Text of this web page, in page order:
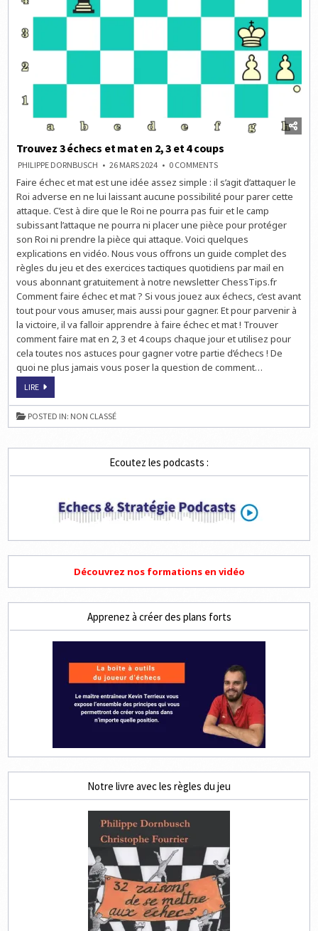
Trouvez 3 échecs et mat en 2, 3 et 4 coups
PHILIPPE DORNBUSCH 26 MARS 2024 0 COMMENTSON
3
ÉCHECS
ET
MAT
EN
2,
ET
4
COUPS
Faire échec et mat est une idée assez simple : il s’agit d’attaquer le
Roi adverse en ne lui laissant aucune possibilité pour parer cette
attaque. C’est à dire que le Roi ne pourra pas fuir et le camp
subissant l’attaque ne pourra ni placer une pièce pour protéger
son Roi ni prendre la pièce qui attaque. Voici quelques
explications en vidéo. Nous vous offrons un guide complet des
règles du jeu et des exercices tactiques quotidiens par mail en
vous abonnant gratuitement à notre newsletter ChessTips.fr
Comment faire échec et mat ? Si vous jouez aux échecs, c’est avant
tout pour vous amuser, mais aussi pour gagner. Et pour parvenir à
la victoire, il va falloir apprendre à faire échec et mat ! Trouver
comment faire mat en 2, 3 et 4 coups chaque jour et utilisez pour
cela toutes nos astuces pour gagner votre partie d’échecs ! De
quoi ne plus jamais vous poser la question de comment…
LIRETROUVEZ
ÉCHECS
ET
MAT
EN
3
POSTED IN: NON CLASSÉ
Ecoutez les podcasts :
Découvrez nos formations en vidéo
Apprenez à créer des plans forts
Notre livre avec les règles du jeu